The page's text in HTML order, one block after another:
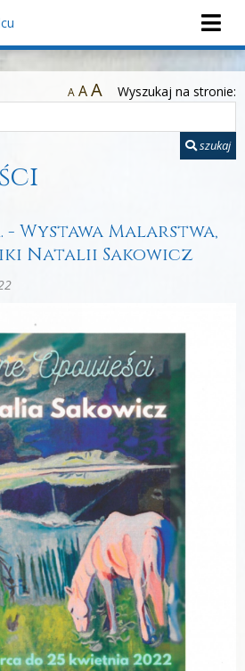
A AA Wyszukaj na stronie:
szukaj
r. - Wystawa Malarstwa,
Natalii Sakowicz